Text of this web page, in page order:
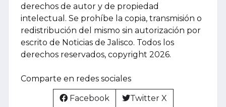
derechos de autor y de propiedad
intelectual. Se prohíbe la copia, transmisión o
redistribución del mismo sin autorización por
escrito de Noticias de Jalisco. Todos los
derechos reservados, copyright 2026.
Comparte en redes sociales
Facebook Twitter X